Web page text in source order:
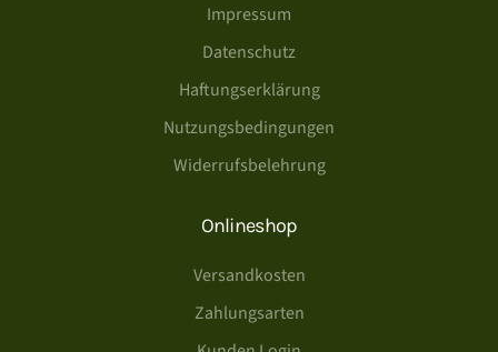
Impressum
Datenschutz
Haftungserklärung
Nutzungsbedingungen
Widerrufsbelehrung
Onlineshop
Versandkosten
Zahlungsarten